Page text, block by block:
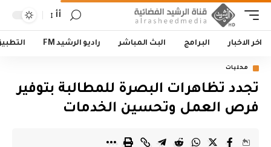
أأ
اخر الاخبار البرامج البث المباشر راديو الرشيد FM
محليات
تجدد تظاهرات البصرة للمطالبة بتوفير
فرص العمل وتحسين الخدمات